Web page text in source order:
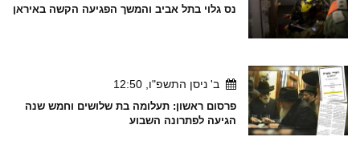
נס גלוי בתל אביב והמשך הפגיעה הקשה באיראן
ב' ניסן התשפ"ו, 12:50
פרסום ראשון: תעלומה בת שלושים וחמש שנה
הגיעה לפתרונה השבוע